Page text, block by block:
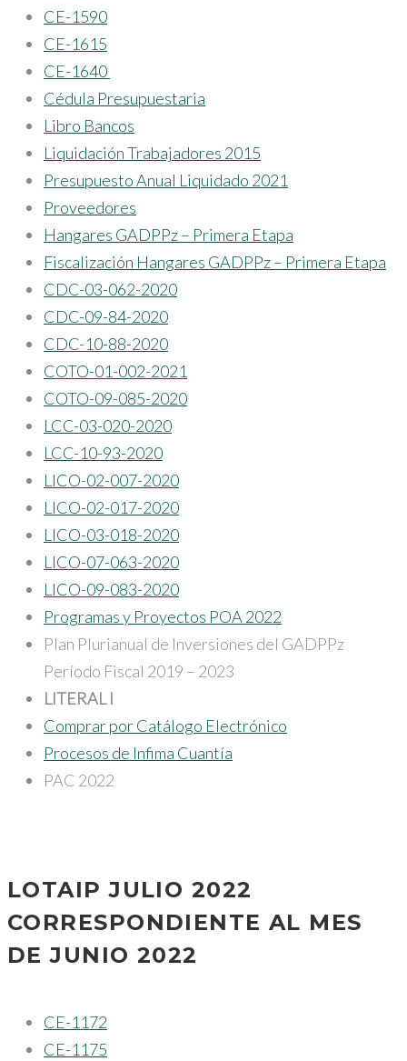
CE-1590
CE-1615
CE-1640
Cédula Presupuestaria
Libro Bancos
Liquidación Trabajadores 2015
Presupuesto Anual Liquidado 2021
Proveedores
Hangares GADPPz – Primera Etapa
Fiscalización Hangares GADPPz – Primera Etapa
CDC-03-062-2020
CDC-09-84-2020
CDC-10-88-2020
COTO-01-002-2021
COTO-09-085-2020
LCC-03-020-2020
LCC-10-93-2020
LICO-02-007-2020
LICO-02-017-2020
LICO-03-018-2020
LICO-07-063-2020
LICO-09-083-2020
Programas y Proyectos POA 2022
Plan Plurianual de Inversiones del GADPPz
Período Fiscal 2019 – 2023
LITERAL I
Comprar por Catálogo Electrónico
Procesos de Infima Cuantía
PAC 2022
LOTAIP JULIO 2022
CORRESPONDIENTE AL MES
DE JUNIO 2022
CE-1172
CE-1175